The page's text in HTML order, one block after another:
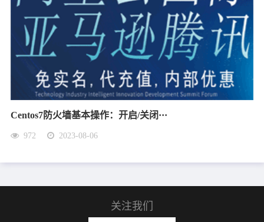
Centos7防火墙基本操作：开启/关闭···
972 2023-08-06
关注我们